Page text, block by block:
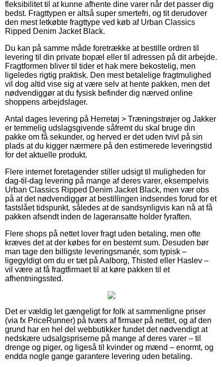
fleksibilitet til at kunne afhente dine varer når det passer dig
bedst. Fragttypen er altså super smertefri, og tit derudover
den mest letkøbte fragttype ved køb af Urban Classics
Ripped Denim Jacket Black.
Du kan på samme måde foretrække at bestille ordren til
levering til din private bopæl eller til adressen på dit arbejde.
Fragtformen bliver til tider et hak mere bekostelig, men
ligeledes rigtig praktisk. Den mest betalelige fragtmulighed
vil dog altid vise sig at være selv at hente pakken, men det
nødvendiggør at du fysisk befinder dig nærved online
shoppens arbejdslager.
Antal dages levering på Herretøj > Træningstrøjer og Jakker
er temmelig udslagsgivende såfremt du skal bruge din
pakke om få sekunder, og herved er det uden tvivl på sin
plads at du kigger nærmere på den estimerede leveringstid
for det aktuelle produkt.
Flere internet foretagender stiller udsigt til muligheden for
dag-til-dag levering på mange af deres varer, eksempelvis
Urban Classics Ripped Denim Jacket Black, men vær obs
på at det nødvendiggør at bestillingen indsendes forud for et
fastslået tidspunkt, således at de sandsynligvis kan nå at få
pakken afsendt inden de lageransatte holder fyraften.
Flere shops på nettet lover fragt uden betaling, men ofte
kræves det at der købes for en bestemt sum. Desuden bør
man tage den billigste leveringsmanér, som typisk –
ligegyldigt om du er tæt på Aalborg, Thisted eller Haslev –
vil være at få fragtfirmaet til at køre pakken til et
afhentningssted.
Det er vældig let gængeligt for folk at sammenligne priser
(via fx PriceRunner) på tværs af firmaer på nettet, og af den
grund har en hel del webbutikker fundet det nødvendigt at
nedskære udsalgspriserne på mange af deres varer – til
drenge og piger, og ligeså til kvinder og mænd – enormt, og
endda nogle gange garantere levering uden betaling.